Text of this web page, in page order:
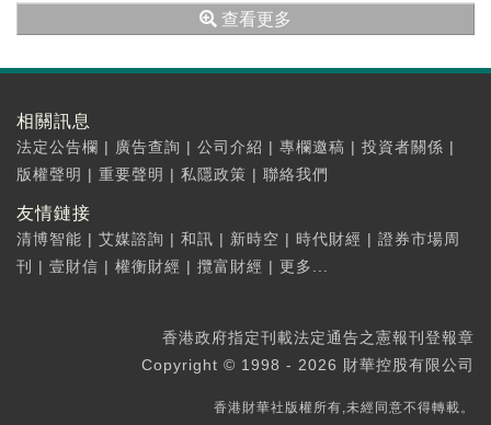
查看更多
相關訊息
法定公告欄 | 廣告查詢 | 公司介紹 | 專欄邀稿 | 投資者關係 |
版權聲明 | 重要聲明 | 私隱政策 | 聯絡我們
友情鏈接
清博智能 | 艾媒諮詢 | 和訊 | 新時空 | 時代財經 | 證券市場周
刊
| 壹財信 | 權衡財經 | 攬富財經 | 更多...
香港政府指定刊載法定通告之憲報刊登報章
Copyright © 1998 - 2026 財華控股有限公司
香港財華社版權所有,未經同意不得轉載。